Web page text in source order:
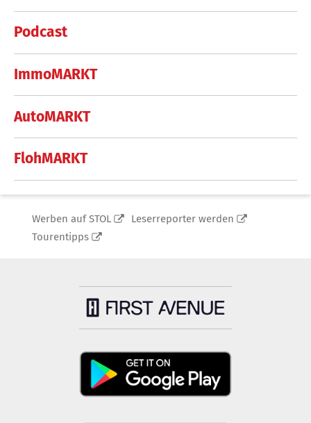
Podcast
ImmoMARKT
AutoMARKT
FlohMARKT
Werben auf STOL
Leserreporter werden
Tourentipps